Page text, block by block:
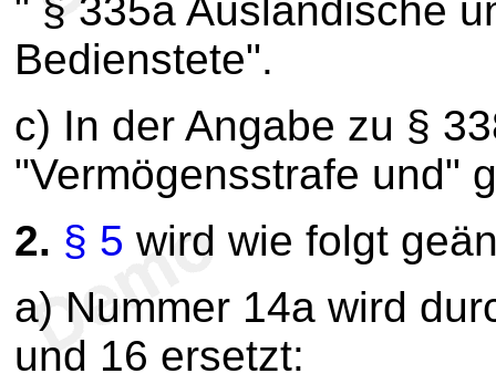
" § 335a Ausländische
Bedienstete".
c) In der Angabe zu §
"Vermögensstrafe und"
2. § 5 wird wie folgt
a) Nummer 14a wird
und 16 ersetzt: